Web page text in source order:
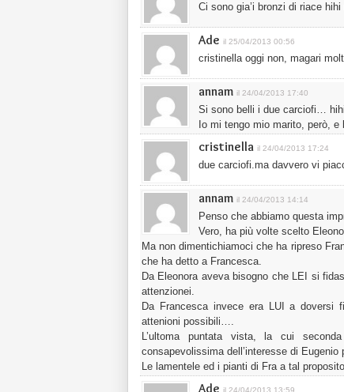
Ci sono gia’i bronzi di riace
Ade il 25/04/2013 00:56
cristinella oggi non, magari
annam il 24/04/2013 17:40
Si sono belli i due carciofi…
Io mi tengo mio marito, però,
cristinella il 24/04/2013 17:24
due carciofi.ma davvero vi
annam il 24/04/2013 14:14
Penso che abbiamo questa
Vero, ha più volte scelto
Ma non dimentichiamoci che ha ripreso
che ha detto a Francesca.
Da Eleonora aveva bisogno che LEI si
attenzionei.
Da Francesca invece era LUI a doversi
attenioni possibili….
L’ultoma puntata vista, la cui
consapevolissima dell’interesse di Eugenio
Le lamentele ed i pianti di Fra a tal
Ade il 24/04/2013 13:59